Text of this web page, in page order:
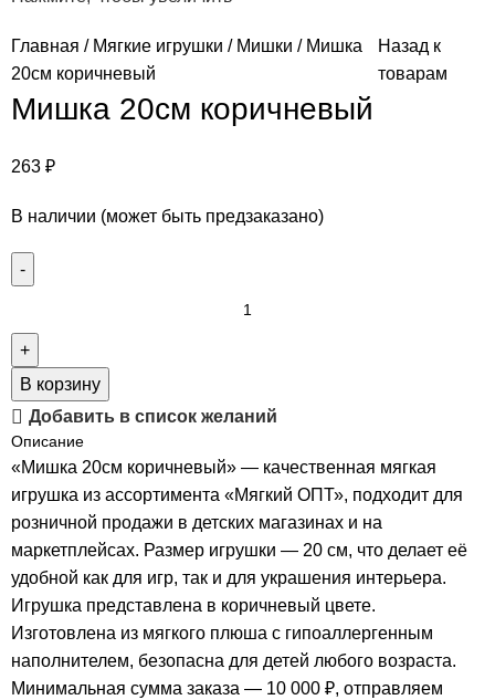
Главная Мягкие игрушки Мишки
Мишка
20см коричневый
Назад к
товарам
Мишка 20см коричневый
263 ₽
В наличии (может быть предзаказано)
В корзину
Добавить в список желаний
Описание
«Мишка 20см коричневый» — качественная мягкая
игрушка из ассортимента «Мягкий ОПТ», подходит для
розничной продажи в детских магазинах и на
маркетплейсах. Размер игрушки — 20 см, что делает её
удобной как для игр, так и для украшения интерьера.
Игрушка представлена в коричневый цвете.
Изготовлена из мягкого плюша с гипоаллергенным
наполнителем, безопасна для детей любого возраста.
Минимальная сумма заказа — 10 000 ₽, отправляем